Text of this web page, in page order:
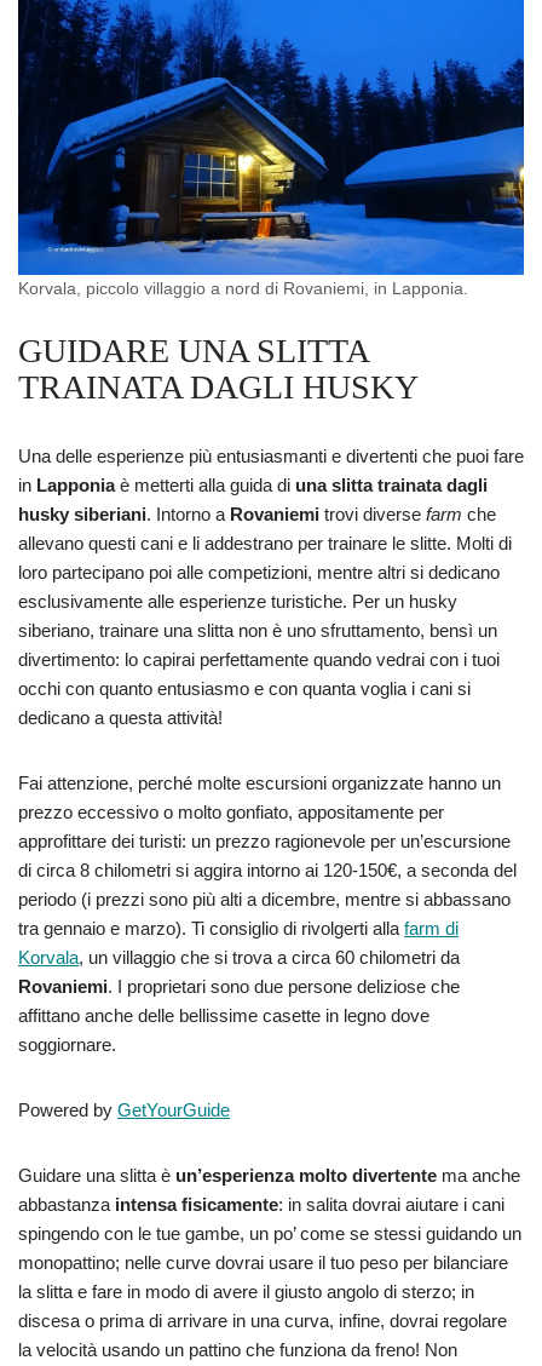
Korvala, piccolo villaggio a nord di Rovaniemi, in Lapponia.
GUIDARE UNA SLITTA
TRAINATA DAGLI HUSKY
Una delle esperienze più entusiasmanti e divertenti che puoi fare
in Lapponiaè metterti alla guida di una slitta trainata dagli
husky siberiani. Intorno a Rovaniemi trovi diverse farm che
allevano questi cani e li addestrano per trainare le slitte. Molti di
loro partecipano poi alle competizioni, mentre altri si dedicano
esclusivamente alle esperienze turistiche. Per un husky
siberiano, trainare una slitta non è uno sfruttamento, bensì un
divertimento: lo capirai perfettamente quando vedrai con i tuoi
occhi con quanto entusiasmo e con quanta voglia i cani si
dedicano a questa attività!
Fai attenzione, perché molte escursioni organizzate hanno un
prezzo eccessivo o molto gonfiato, appositamente per
approfittare dei turisti: un prezzo ragionevole per un’escursione
di circa 8 chilometri si aggira intorno ai 120-150€, a seconda del
periodo (i prezzi sono più alti a dicembre, mentre si abbassano
tra gennaio e marzo). Ti consiglio di rivolgerti allafarm di
Korvala, un villaggio che si trova a circa 60 chilometri da
Rovaniemi. I proprietari sono due persone deliziose che
affittano anche delle bellissime casette in legno dove
soggiornare.
Powered by GetYourGuide
Guidare una slitta è un’esperienza molto divertente ma anche
abbastanza intensa fisicamente: in salita dovrai aiutare i cani
spingendo con le tue gambe, un po’ come se stessi guidando un
monopattino; nelle curve dovrai usare il tuo peso per bilanciare
la slitta e fare in modo di avere il giusto angolo di sterzo; in
discesa o prima di arrivare in una curva, infine, dovrai regolare
la velocità usando un pattino che funziona da freno! Non